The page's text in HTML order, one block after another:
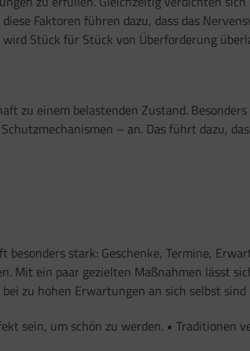
Faktoren führen dazu, dass das
Stück für Stück von Überforderung
zu einem belastenden Zustand.
– an. Das führt dazu,
stark: Geschenke, Termine,
ein paar gezielten Maßnahmen lässt
zu hohen Erwartungen an sich selbst sind
sein, um schön zu werden. • Traditionen